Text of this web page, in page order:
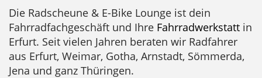
Die Radscheune & E-Bike Lounge ist dein
Fahrradfachgeschäft und Ihre Fahrradwerkstatt in
Erfurt. Seit vielen Jahren beraten wir Radfahrer
aus Erfurt, Weimar, Gotha, Arnstadt, Sömmerda,
Jena und ganz Thüringen.